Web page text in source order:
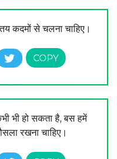
कदमों से चलना चाहिए।
भी हो सकता है, बस हमें
रखना चाहिए।